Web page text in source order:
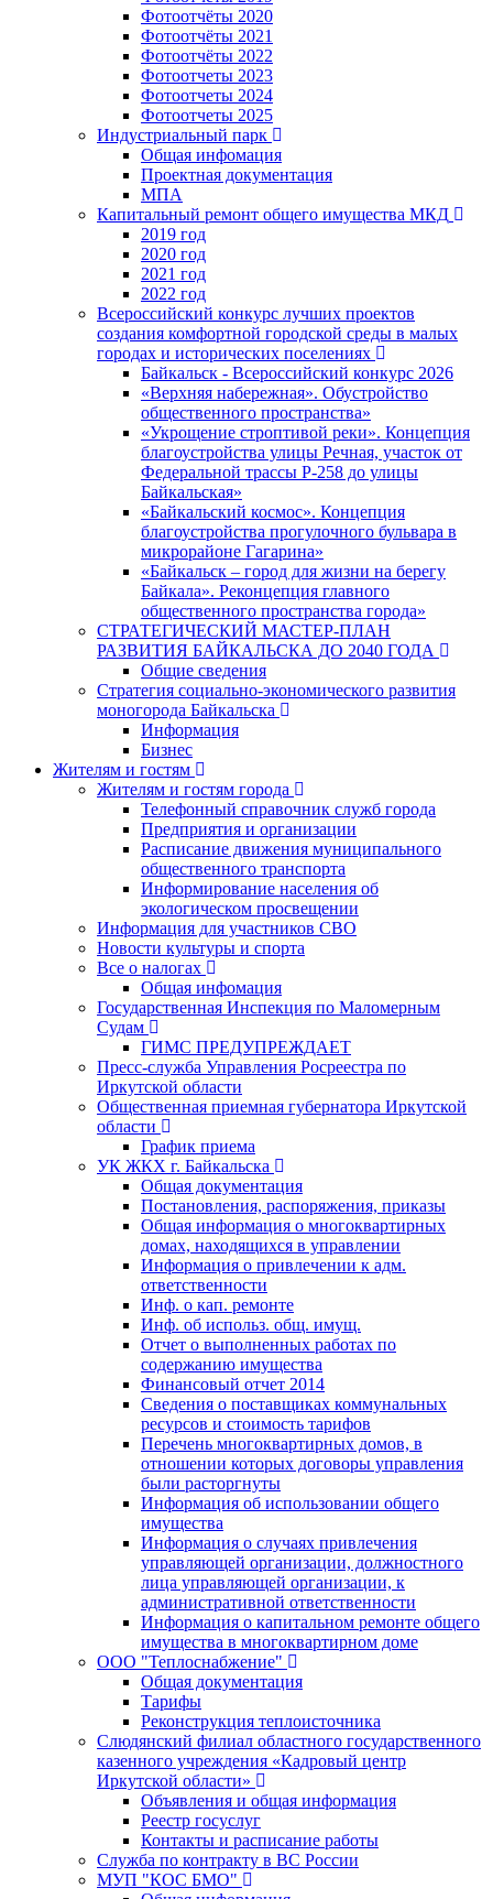
Фотоотчёты 2020
Фотоотчёты 2021
Фотоотчёты 2022
Фотоотчеты 2023
Фотоотчеты 2024
Фотоотчеты 2025
Индустриальный парк
Общая инфомация
Проектная документация
МПА
Капитальный ремонт общего имущества МКД
2019 год
2020 год
2021 год
2022 год
Всероссийский конкурс лучших проектов
создания комфортной городской среды в малых
городах и исторических поселениях
Байкальск - Всероссийский конкурс 2026
«Верхняя набережная». Обустройство
общественного пространства»
«Укрощение строптивой реки». Концепция
благоустройства улицы Речная, участок от
Федеральной трассы Р-258 до улицы
Байкальская»
«Байкальский космос». Концепция
благоустройства прогулочного бульвара в
микрорайоне Гагарина»
«Байкальск – город для жизни на берегу
Байкала». Реконцепция главного
общественного пространства города»
СТРАТЕГИЧЕСКИЙ МАСТЕР-ПЛАН
РАЗВИТИЯ БАЙКАЛЬСКА ДО 2040 ГОДА
Общие сведения
Стратегия социально-экономического развития
моногорода Байкальска
Информация
Бизнес
Жителям и гостям
Жителям и гостям города
Телефонный справочник служб города
Предприятия и организации
Расписание движения муниципального
общественного транспорта
Информирование населения об
экологическом просвещении
Информация для участников СВО
Новости культуры и спорта
Все о налогах
Общая инфомация
Государственная Инспекция по Маломерным
Судам
ГИМС ПРЕДУПРЕЖДАЕТ
Пресс-служба Управления Росреестра по
Иркутской области
Общественная приемная губернатора Иркутской
области
График приема
УК ЖКХ г. Байкальска
Общая документация
Постановления, распоряжения, приказы
Общая информация о многоквартирных
домах, находящихся в управлении
Информация о привлечении к адм.
ответственности
Инф. о кап. ремонте
Инф. об использ. общ. имущ.
Отчет о выполненных работах по
содержанию имущества
Финансовый отчет 2014
Сведения о поставщиках коммунальных
ресурсов и стоимость тарифов
Перечень многоквартирных домов, в
отношении которых договоры управления
были расторгнуты
Информация об использовании общего
имущества
Информация о случаях привлечения
управляющей организации, должностного
лица управляющей организации, к
административной ответственности
Информация о капитальном ремонте общего
имущества в многоквартирном доме
ООО "Теплоснабжение"
Общая документация
Тарифы
Реконструкция теплоисточника
Слюдянский филиал областного государственного
казенного учреждения «Кадровый центр
Иркутской области»
Объявления и общая информация
Реестр госуслуг
Контакты и расписание работы
Служба по контракту в ВС России
МУП "КОС БМО"